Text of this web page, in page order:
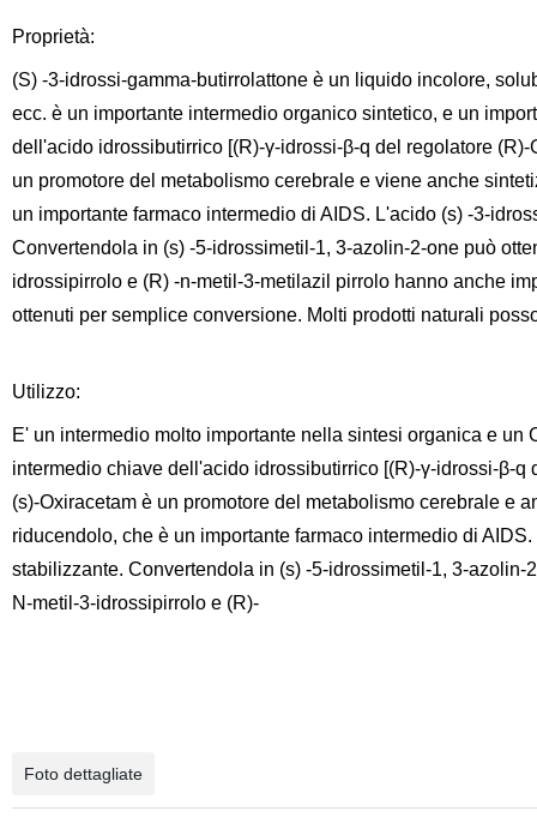
Proprietà:
(S) -3-idrossi-gamma-butirrolattone è un liquido incolore,
ecc. è un importante intermedio organico sintetico, e un
dell'acido idrossibutirrico [(R)-γ-idrossi-β-q del regolatore
un promotore del metabolismo cerebrale e viene anche
un importante farmaco intermedio di AIDS. L'acido (s) -3-
Convertendola in (s) -5-idrossimetil-1, 3-azolin-2-one può
idrossipirrolo e (R) -n-metil-3-metilazil pirrolo hanno anche
ottenuti per semplice conversione. Molti prodotti naturali
Utilizzo:
E' un intermedio molto importante nella sintesi organica e
intermedio chiave dell'acido idrossibutirrico [(R)-γ-idrossi-β-
(s)-Oxiracetam è un promotore del metabolismo cerebrale e
riducendolo, che è un importante farmaco intermedio di
stabilizzante. Convertendola in (s) -5-idrossimetil-1, 3-
N-metil-3-idrossipirrolo e (R)-
Foto dettagliate